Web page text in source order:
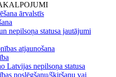
ārvalstīs
nepilsoņa statusa jautājumi
atjaunošana
Latvijas nepilsoņa statusa
noslēgšanu/šķiršanu vai